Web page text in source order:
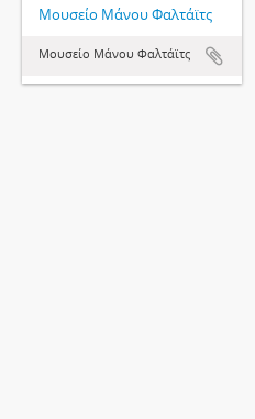
Μουσείο Μάνου Φαλτάϊτς
Μουσείο Μάνου Φαλτάϊτς